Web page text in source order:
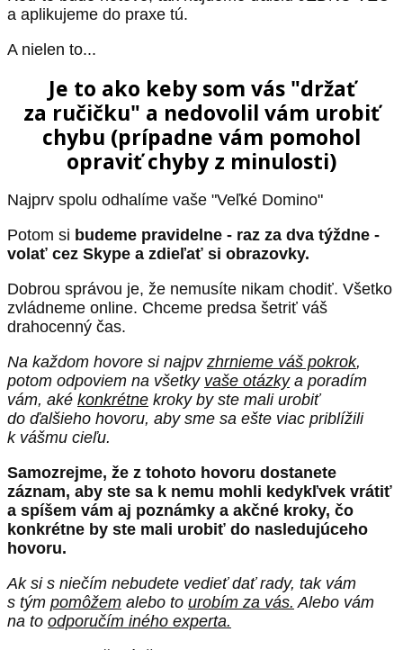
a aplikujeme do praxe tú.
A nielen to...
Je to ako keby som vás "držať
za ručičku" a nedovolil vám urobiť
chybu (prípadne vám pomohol
opraviť chyby z minulosti)
Najprv spolu odhalíme vaše "Veľké Domino"
Potom si budeme pravidelne - raz za dva týždne -
volať cez Skype a zdieľať si obrazovky.
Dobrou správou je, že nemusíte nikam chodiť. Všetko
zvládneme online. Chceme predsa šetriť váš
drahocenný čas.
Na každom hovore si najpv zhrnieme váš pokrok,
potom odpoviem na všetky vaše otázkya poradím
vám, aké konkrétne kroky by ste mali urobiť
do ďalšieho hovoru, aby sme sa ešte viac priblížili
k vášmu cieľu.
Samozrejme, že z tohoto hovoru dostanete
záznam, aby ste sa k nemu mohli kedykľvek vrátiť
a spíšem vám aj poznámky a akčné kroky, čo
konkrétne by ste mali urobiť do nasledujúceho
hovoru.
Ak si s niečím nebudete vedieť dať rady, tak vám
s tým pomôžem alebo to urobím za vás. Alebo vám
na to odporučím iného experta.